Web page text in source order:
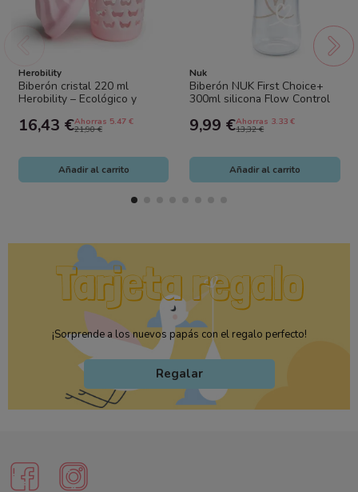
Herobility
Biberón cristal 220 ml
Herobility – Ecológico y
16,43 €Ahorras 5.47 €
21,90 €
Añadir al carrito
Nuk
Biberón NUK First Choice+
300ml silicona Flow Control
9,99 €Ahorras 3.33 €
13,32 €
Añadir al carrito
¡Sorprende a los nuevos papás con el regalo perfecto!
Regalar